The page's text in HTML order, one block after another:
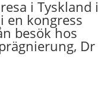
i Tyskland i
en kongress
besök hos
Dr